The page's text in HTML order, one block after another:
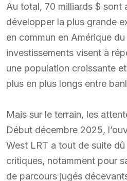
Au total, 70 milliards $ sont
développer la plus grande
en commun en Amérique
investissements visent à
une population croissante
plus en plus longs entre
Mais sur le terrain, les
Début décembre 2025,
West LRT a tout de suite
critiques, notamment pour
de parcours jugés